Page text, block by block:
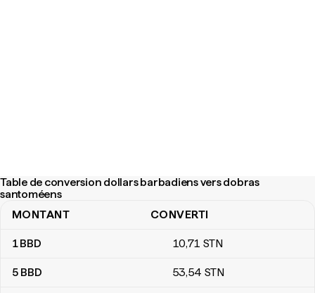
Table de conversion dollars barbadiens vers dobras
santoméens
Table de conversion dollars barbadiens vers dobras santoméens
MONTANT CONVERTI
1BBD 10,71 STN
5 BBD 53,54 STN